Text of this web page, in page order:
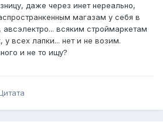
даже через инет нереально,
магазам у себя в
авсэлектро... всяким строймаркетам
у всех лапки... нет и не возим.
и не то ищу?